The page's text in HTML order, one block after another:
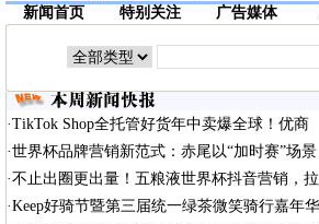
新闻首页 特别关注 广告媒体
·TikTok Shop全托管好货年中卖爆全球！优商
·世界杯品牌营销新范式：赤尾以“加时赛”场
·不止出圈更出量！五粮液世界杯抖音营销，
·Keep好骑节暨第三届统一绿茶微笑骑行嘉年